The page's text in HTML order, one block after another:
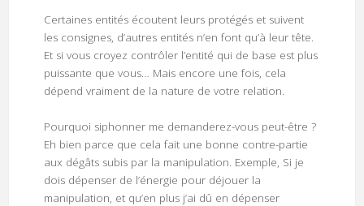
Certaines entités écoutent leurs protégés et suivent
les consignes, d’autres entités n’en font qu’à leur tête.
Et si vous croyez contrôler l’entité qui de base est plus
puissante que vous… Mais encore une fois, cela
dépend vraiment de la nature de votre relation.
Pourquoi siphonner me demanderez-vous peut-être ?
Eh bien parce que cela fait une bonne contre-partie
aux dégâts subis par la manipulation. Exemple, Si je
dois dépenser de l’énergie pour déjouer la
manipulation, et qu’en plus j’ai dû en dépenser